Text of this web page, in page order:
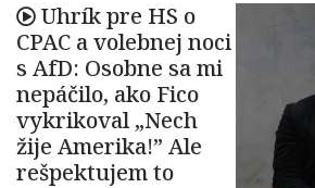
Uhrík pre HS o
CPAC a volebnej noci
s AfD: Osobne sa mi
nepáčilo, ako Fico
vykrikoval „Nech
žije Amerika!” Ale
rešpektujem to